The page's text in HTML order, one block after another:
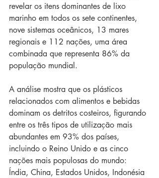
revelar os itens dominantes de lixo
marinho em todos os sete continentes,
nove sistemas oceânicos, 13 mares
regionais e 112 nações, uma área
combinada que representa 86% da
população mundial.
A análise mostra que os plásticos
relacionados com alimentos e bebidas
dominam os detritos costeiros, figurando
entre os três tipos de utilização mais
abundantes em 93% dos países,
incluindo o Reino Unido e as cinco
nações mais populosas do mundo:
Índia, China, Estados Unidos, Indonésia